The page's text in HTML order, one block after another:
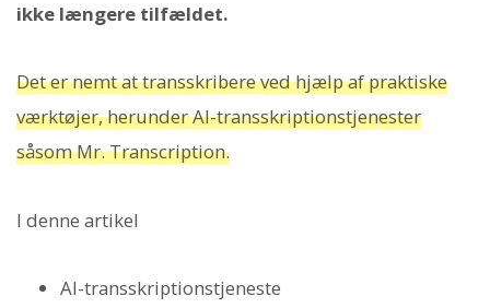
ikke længere tilfældet.
Det er nemt at transskribere ved hjælp af praktiske
værktøjer, herunder AI-transskriptionstjenester
såsom Mr. Transcription.
I denne artikel
AI-transskriptionstjeneste